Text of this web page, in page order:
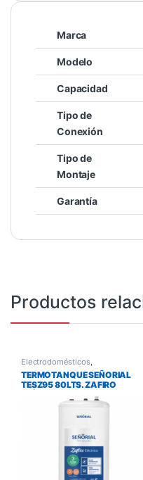
Marca
Modelo
Capacidad
Tipo de
Conexión
Tipo de
Montaje
Garantía
Productos
Electrodomésticos,
Termotanques ,Termotanques y
Calefones
TERMOTANQUE SEÑORIAL
TESZ95 80LTS. ZAFIRO